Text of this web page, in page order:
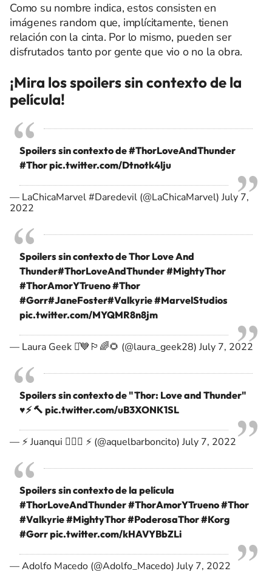
Como su nombre indica, estos consisten en
imágenes random que, implícitamente, tienen
relación con la cinta. Por lo mismo, pueden ser
disfrutados tanto por gente que vio o no la obra.
¡Mira los spoilers sin contexto de la
película!
Spoilers sin contexto de#ThorLoveAndThunder
#Thorpic.twitter.com/Dtnotk4lju
— LaChicaMarvel #Daredevil (@LaChicaMarvel)July 7,
2022
Spoilers sin contexto de Thor Love And
Thunder#ThorLoveAndThunder#MightyThor
#ThorAmorYTrueno#Thor
#Gorr#JaneFoster#Valkyrie#MarvelStudios
pic.twitter.com/MYQMR8n8jm
— Laura Geek ⚯͛💙🏳️‍🌈🌻 (@laura_geek28)July 7, 2022
Spoilers sin contexto de "Thor: Love and Thunder"
♥️⚡ 🔨 pic.twitter.com/uB3XONK1SL
— ⚡ Juanqui 🧔🏻‍♂️ ⚡ (@aquelbarboncito)July 7, 2022
Spoilers sin contexto de la película
#ThorLoveAndThunder#ThorAmorYTrueno#Thor
#Valkyrie#MightyThor#PoderosaThor#Korg
#Gorrpic.twitter.com/kHAVYBbZLi
— Adolfo Macedo (@Adolfo_Macedo)July 7, 2022